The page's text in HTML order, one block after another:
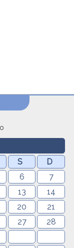
S
D
6
7
13
14
20
21
27
28